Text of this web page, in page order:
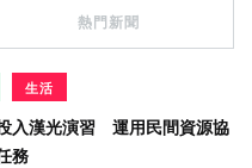
熱門新聞
生活
入漢光演習 運用民間資源協
務